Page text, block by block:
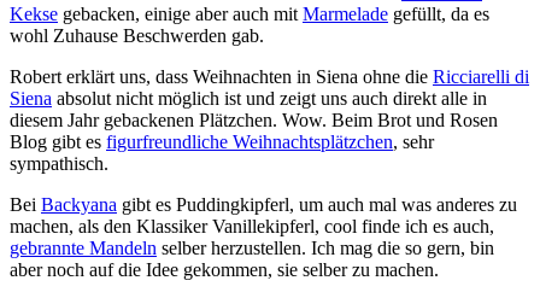
Kekse gebacken, einige aber auch mit Marmelade gefüllt, da es
wohl Zuhause Beschwerden gab.
Robert erklärt uns, dass Weihnachten in Siena ohne die Ricciarelli di
Siena absolut nicht möglich ist und zeigt uns auch direkt alle in
diesem Jahr gebackenen Plätzchen. Wow. Beim Brot und Rosen
Blog gibt es figurfreundliche Weihnachtsplätzchen, sehr
sympathisch.
Bei Backyana gibt es Puddingkipferl, um auch mal was anderes zu
machen, als den Klassiker Vanillekipferl, cool finde ich es auch,
gebrannte Mandeln selber herzustellen. Ich mag die so gern, bin
aber noch auf die Idee gekommen, sie selber zu machen.